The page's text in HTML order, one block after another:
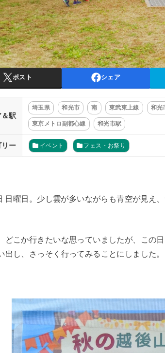
ポスト シェア
駅
埼玉県 和光市 南 東武東上線 和光
東京メトロ副都心線 和光市駅
リー イベント フェス・お祭り
日曜日。少し雲が多いながらも青空が見え
どこか行きたいな思っていましたが、この
出し、さっそく行ってみることにしました。